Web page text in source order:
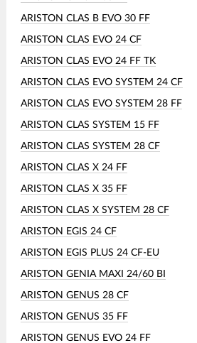
ARISTON CLAS B EVO 30 FF
ARISTON CLAS EVO 24 CF
ARISTON CLAS EVO 24 FF TK
ARISTON CLAS EVO SYSTEM 24 CF
ARISTON CLAS EVO SYSTEM 28 FF
ARISTON CLAS SYSTEM 15 FF
ARISTON CLAS SYSTEM 28 CF
ARISTON CLAS X 24 FF
ARISTON CLAS X 35 FF
ARISTON CLAS X SYSTEM 28 CF
ARISTON EGIS 24 CF
ARISTON EGIS PLUS 24 CF-EU
ARISTON GENIA MAXI 24/60 BI
ARISTON GENUS 28 CF
ARISTON GENUS 35 FF
ARISTON GENUS EVO 24 FF